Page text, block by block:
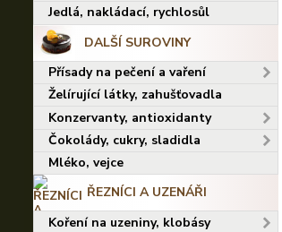
Jedlá, nakládací, rychlosůl
DALŠÍ SUROVINY
Přísady na pečení a vaření
Želírující látky, zahušťovadla
Konzervanty, antioxidanty
Čokolády, cukry, sladidla
Mléko, vejce
ŘEZNÍCI A UZENÁŘI
Koření na uzeniny, klobásy